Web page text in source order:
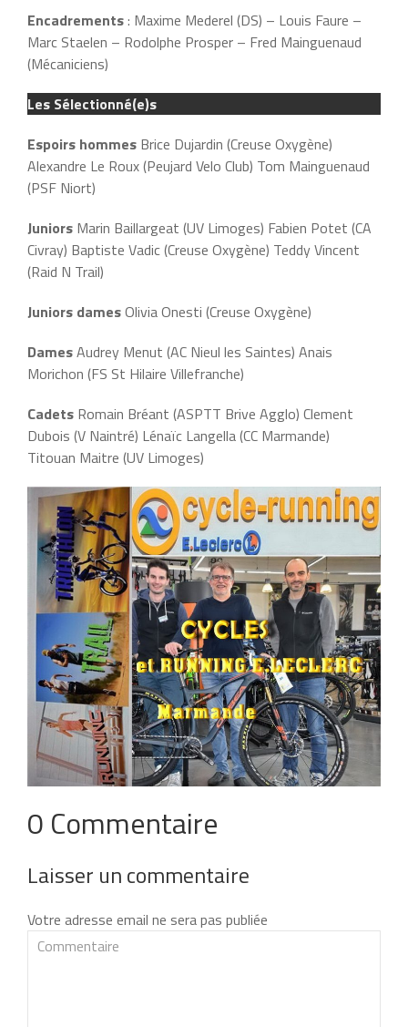
Encadrements: Maxime Mederel (DS) – Louis Faure –
Marc Staelen – Rodolphe Prosper – Fred Mainguenaud
(Mécaniciens)
Les Sélectionné(e)s
Espoirs hommes Brice Dujardin (Creuse Oxygène)
Alexandre Le Roux (Peujard Velo Club) Tom Mainguenaud
(PSF Niort)
Juniors Marin Baillargeat (UV Limoges) Fabien Potet (CA
Civray) Baptiste Vadic (Creuse Oxygène) Teddy Vincent
(Raid N Trail)
Juniors damesOlivia Onesti (Creuse Oxygène)
DamesAudrey Menut (AC Nieul les Saintes) Anais
Morichon (FS St Hilaire Villefranche)
Cadets Romain Bréant (ASPTT Brive Agglo) Clement
Dubois (V Naintré) Lénaïc Langella (CC Marmande)
Titouan Maitre (UV Limoges)
0 Commentaire
Laisser un commentaire
Votre adresse email ne sera pas publiée